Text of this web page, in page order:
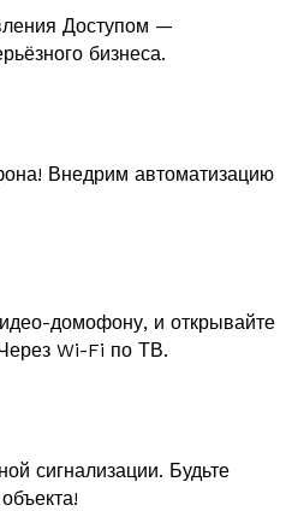
Доступом —
бизнеса.
Внедрим автоматизацию
домофону, и открывайте
Wi-Fi по ТВ.
сигнализации. Будьте